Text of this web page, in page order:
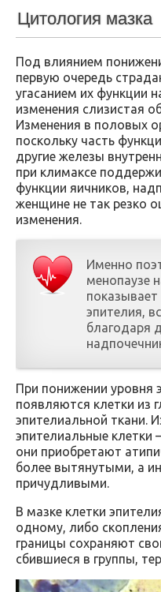
Цитология мазка
Под влиянием
первую очередь
угасанием их функции
изменения слизистая
Изменения в половых
поскольку часть
другие железы
при климаксе
функции яичников,
женщине не так резко
изменения.
Именно
менопаузе
эпителия,
благодаря
При понижении уровня
появляются клетки из
эпителиальной ткани.
эпителиальные клетки
они приобретают
более вытянутыми, а
причудливыми.
В мазке клетки
одному, либо
границы сохраняют
сбившиеся в группы,